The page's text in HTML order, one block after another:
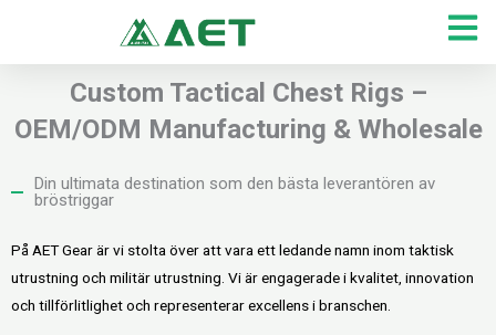
innehåll
Custom Tactical Chest Rigs –
OEM/ODM Manufacturing & Wholesale
Din ultimata destination som den bästa leverantören av
bröstriggar
På AET Gear är vi stolta över att vara ett ledande namn inom taktisk
utrustning och militär utrustning. Vi är engagerade i kvalitet, innovation
och tillförlitlighet och representerar excellens i branschen.